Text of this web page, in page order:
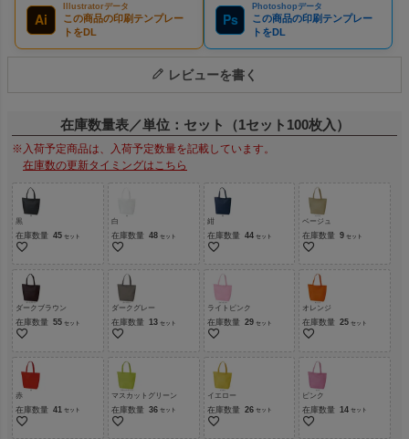
Ai
Illustratorデータ
この商品の印刷テンプレー
トをDL
Ps
Photoshopデータ
この商品の印刷テンプレー
トをDL
レビューを書く
在庫数量表／単位：セット（1セット100枚入）
※入荷予定商品は、入荷予定数量を記載しています。
在庫数の更新タイミングはこちら
黒
在庫数量 45
白
在庫数量 48
紺
在庫数量 44
ベージュ
在庫数量 9
ダークブラウン
在庫数量 55
ダークグレー
在庫数量 13
ライトピンク
在庫数量 29
オレンジ
在庫数量 25
赤
在庫数量 41
マスカットグリーン
在庫数量 36
イエロー
在庫数量 26
ピンク
在庫数量 14